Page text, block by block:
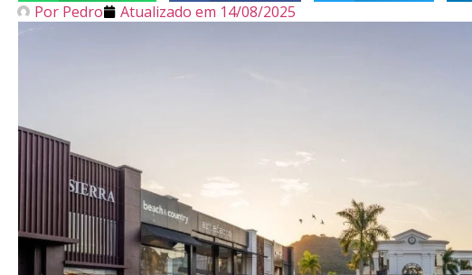
Por Pedro Atualizado em 14/08/2025